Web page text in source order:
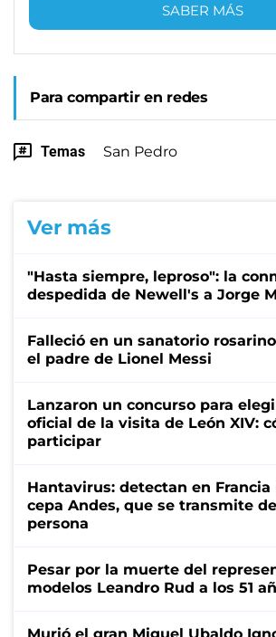
SABER MÁS
Para compartir en redes
Temas San Pedro
Ver más
"Hasta siempre, leproso": la
despedida de Newell's a Jorge
Falleció en un sanatorio
el padre de Lionel Messi
Lanzaron un concurso para
oficial de la visita de León XIV:
participar
Hantavirus: detectan en Francia
cepa Andes, que se transmite
persona
Pesar por la muerte del
modelos Leandro Rud a los 51